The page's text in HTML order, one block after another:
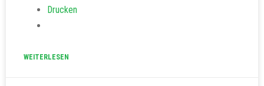
Drucken
WEITERLESEN